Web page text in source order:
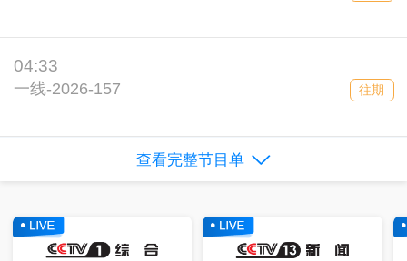
04:33
一线-2026-157 往期
查看完整节目单